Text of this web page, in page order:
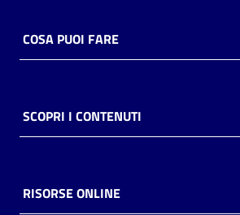
Casa
Piani
storico
COSA PUOI FARE
SCOPRI I CONTENUTI
RISORSE ONLINE